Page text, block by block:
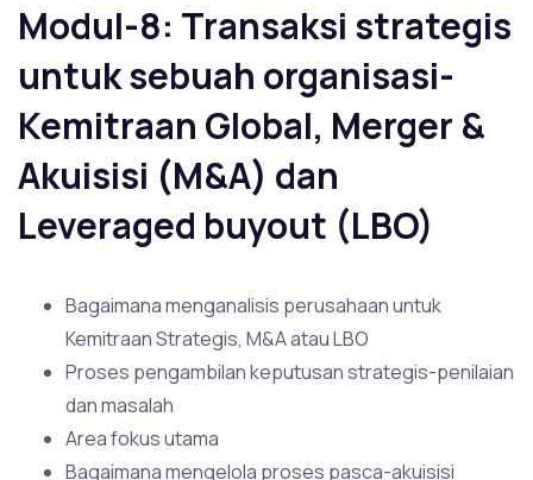
Modul-8: Transaksi strategis
untuk sebuah organisasi-
Kemitraan Global, Merger &
Akuisisi (M&A) dan
Leveraged buyout (LBO)
Bagaimana menganalisis perusahaan untuk
Kemitraan Strategis, M&A atau LBO
Proses pengambilan keputusan strategis-penilaian
dan masalah
Area fokus utama
Bagaimana mengelola proses pasca-akuisisi